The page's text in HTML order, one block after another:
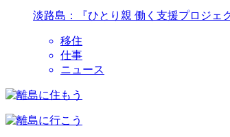
淡路島：『ひとり親 働く支援プロジェ
移住
仕事
ニュース